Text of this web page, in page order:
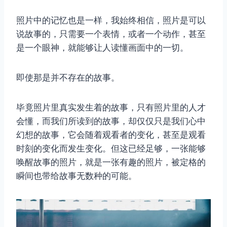
照片中的记忆也是一样，我始终相信，照片是可以
说故事的，只需要一个表情，或者一个动作，甚至
是一个眼神，就能够让人读懂画面中的一切。
即使那是并不存在的故事。
毕竟照片里真实发生着的故事，只有照片里的人才
会懂，而我们所读到的故事，却仅仅只是我们心中
幻想的故事，它会随着观看者的变化，甚至是观看
时刻的变化而发生变化。但这已经足够，一张能够
唤醒故事的照片，就是一张有趣的照片，被定格的
瞬间也带给故事无数种的可能。